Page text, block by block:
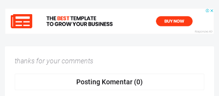
thanks for your comments
Posting Komentar (0)